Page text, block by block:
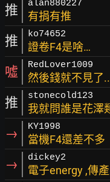
推 alan880227
有捐有推
推 ko74652
證卷F4是啥…
噓 RedLover1009
然後錢就不見了
推 stonecold123
我就問誰是花澤
→ KY1998
當機F4還差不多
→ dickey2
電子energy ,傳